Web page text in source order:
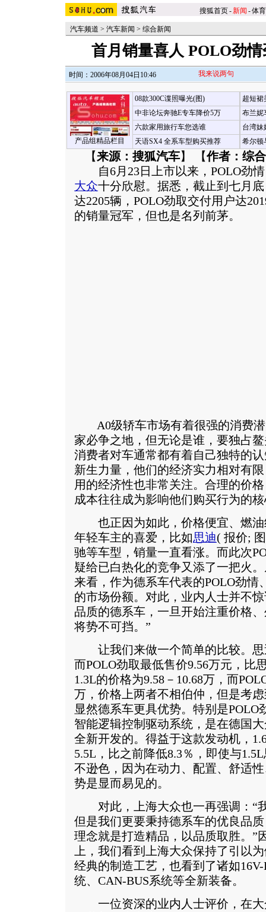
搜狐首页-新闻 -体育
汽车频道 > 汽车新闻 > 综合新闻
首月销量喜人 POLO劲
时间：2006年08月04日10:46 我来说两句
产品组精品栏目
08款300C谍照曝光(图)
中非论坛奔驰E专车降价5万
六款家用旅行车您选谁
天语SX4 全系车型购买推荐
超短裙
布兰妮
台湾妹
希尔顿
【来源：搜狐汽车】 【作者：综
自6月23日上市以来，POLO劲情
大众十分欣慰。据悉，截止到七月
达2205辆，POLO劲取交付用户达
的销量冠军，但也是名列前茅。
A0级轿车市场有着很强的消费潜
家必争之地，但无论是谁，要独占
消费者对车通常都有着自己独特的
新生力量，他们的经济实力相对有
用的经济性也非常关注。合理的价
成本往往成为影响他们购买行为的
也正因为如此，价格便宜、燃油
年轻车主的喜爱，比如思迪( 报价;
驰等车型，销量一直看涨。而此次
疑给已白热化的竞争又添了一把火
来看，作为德系车代表的POLO劲情
的市场份额。对此，业内人士并不
品质的德系车，一旦开始注重价格
将势不可挡。”
让我们来做一个简单的比较。思
而POLO劲取最低售价9.56万元，比
1.3L的价格为9.58－10.68万，而
万，价格上两者不相伯仲，但是考
显然德系车更具优势。特别是POLO
智能逻辑控制驱动系统，是在德国
全新开发的。得益于这款发动机，
5.5L，比之前降低8.3％，即使与
不逊色，因为在动力、配置、舒适
势是显而易见的。
对此，上海大众也一再强调：“
但是我们更要秉持德系车的优良品
理念就是打造精品，以品质取胜。”
上，我们看到上海大众保持了引以
经典的制造工艺，也看到了诸如
统、CAN-BUS系统等全新装备。
一位资深的业内人士评价，在大